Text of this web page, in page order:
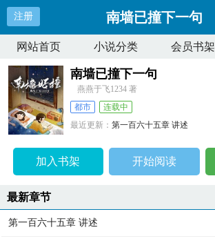
注册 南墙已撞下一句
网站首页 小说分类 会员书架
南墙已撞下一句
燕燕于飞1234 著
都市
连载中
最近更新：第一百六十五章 讲述
加入书架 开始阅读
最新章节
第一百六十五章 讲述